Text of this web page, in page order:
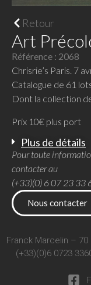
Retour
Art
Référence : 2068
Chrisrie’s Paris. 7
Catalogue de 61
Dont la collection
Prix 10€ plus port
Plus de détails
Pour toute
contacter au
(+33)(0) 6 07 23 33
Nous contacter
Franck Marcelin –
(+33)(0)6 0723